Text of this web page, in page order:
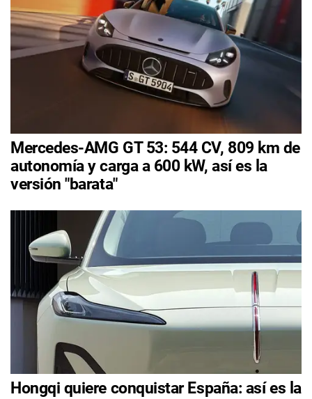
Mercedes-AMG GT 53: 544 CV, 809 km de
autonomía y carga a 600 kW, así es la
versión "barata"
Hongqi quiere conquistar España: así es la